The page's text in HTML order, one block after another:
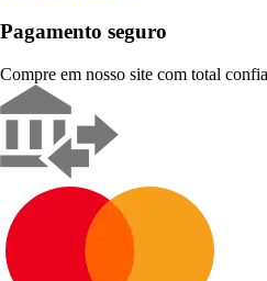
Pagamento seguro
Compre em nosso site com total